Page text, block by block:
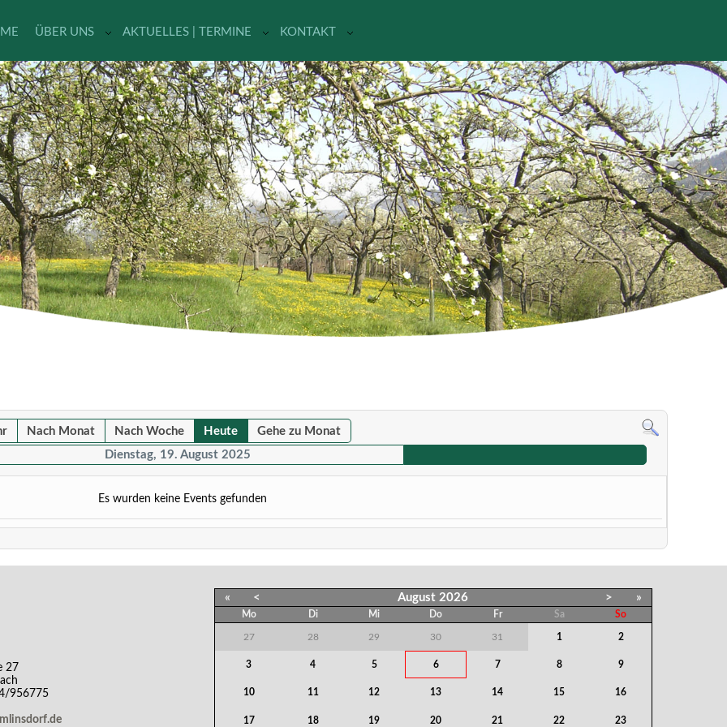
ÜBER UNS AKTUELLES | TERMINE KONTAKT
Nach Monat Nach Woche Heute
Gehe zu Monat
Dienstag, 19. August 2025
Es wurden keine Events gefunden
« < August 2026 > »
Mo Di Mi Do Fr Sa So
27 28 29 30 31 1 2
3 4 5 6 7 8 9
10 11 12 13 14 15 16
17 18 19 20 21 22 23
27
956775